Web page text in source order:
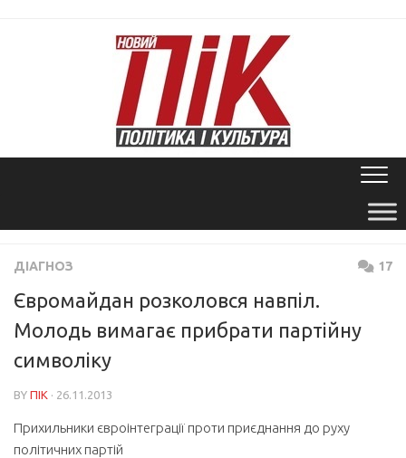
ДІАГНОЗ 17
Євромайдан розколовся навпіл.
Молодь вимагає прибрати партійну
символіку
BY ПІК · 26.11.2013
Прихильники євроінтеграції проти приєднання до руху
політичних партій